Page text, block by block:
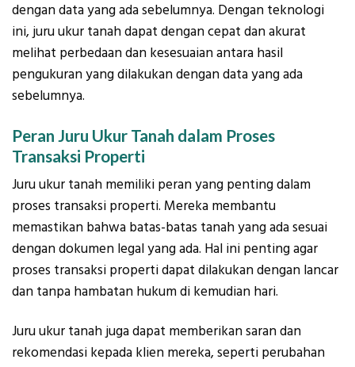
dengan data yang ada sebelumnya. Dengan teknologi
ini, juru ukur tanah dapat dengan cepat dan akurat
melihat perbedaan dan kesesuaian antara hasil
pengukuran yang dilakukan dengan data yang ada
sebelumnya.
Peran Juru Ukur Tanah dalam Proses
Transaksi Properti
Juru ukur tanah memiliki peran yang penting dalam
proses transaksi properti. Mereka membantu
memastikan bahwa batas-batas tanah yang ada sesuai
dengan dokumen legal yang ada. Hal ini penting agar
proses transaksi properti dapat dilakukan dengan lancar
dan tanpa hambatan hukum di kemudian hari.
Juru ukur tanah juga dapat memberikan saran dan
rekomendasi kepada klien mereka, seperti perubahan